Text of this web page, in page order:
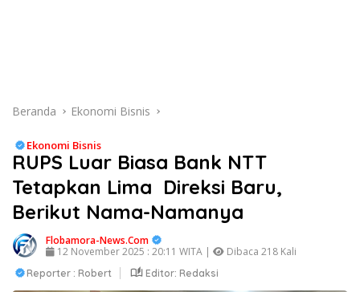
Beranda Ekonomi Bisnis
Ekonomi Bisnis
RUPS Luar Biasa Bank NTT
Tetapkan Lima Direksi Baru,
Berikut Nama-Namanya
Flobamora-News.Com
12 November 2025 : 20:11 WITA |
Dibaca 218 Kali
Reporter : Robert Editor: Redaksi